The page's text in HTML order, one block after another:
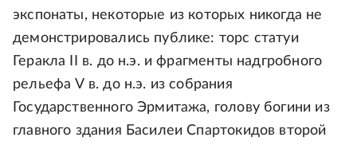
экспонаты, некоторые из которых никогда не
демонстрировались публике: торс статуи
Геракла II в. до н.э. и фрагменты надгробного
рельефа V в. до н.э. из собрания
Государственного Эрмитажа, голову богини из
главного здания Басилеи Спартокидов второй